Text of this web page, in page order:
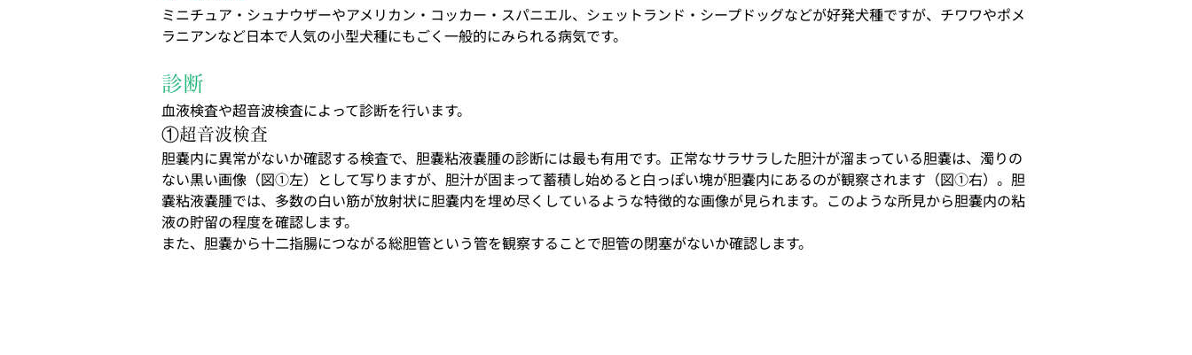
ミニチュア・シュナウザーやアメリカン・コッカー・スパニエル、シェットランド・シープドッグなどが好発犬種ですが、チワワやポメ
ラニアンなど日本で人気の小型犬種にもごく一般的にみられる病気です。
診断
血液検査や超音波検査によって診断を行います。
①超音波検査
胆嚢内に異常がないか確認する検査で、胆嚢粘液嚢腫の診断には最も有用です。正常なサラサラした胆汁が溜まっている胆嚢は、濁りの
ない黒い画像（図①左）として写りますが、胆汁が固まって蓄積し始めると白っぽい塊が胆嚢内にあるのが観察されます（図①右）。胆
嚢粘液嚢腫では、多数の白い筋が放射状に胆嚢内を埋め尽くしているような特徴的な画像が見られます。このような所見から胆嚢内の粘
液の貯留の程度を確認します。
また、胆嚢から十二指腸につながる総胆管という管を観察することで胆管の閉塞がないか確認します。